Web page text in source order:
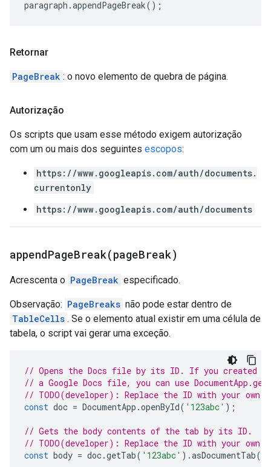
paragraph .appendPageBreak();
Retornar
PageBreak : o novo elemento de quebra de página.
Autorização
Os scripts que usam esse método exigem autorização
com um ou mais dos seguintes escopos:
https://www.googleapis.com/auth/documents.
currentonly
https://www.googleapis.com/auth/documents
appendPageBreak(pageBreak)
Acrescenta o PageBreak especificado.
Observação: PageBreaks não pode estar dentro de
TableCells . Se o elemento atual existir em uma célula de
tabela, o script vai gerar uma exceção.
// Opens the Docs file by its ID. If you created
// a Google Docs file, you can use
// TODO(developer): Replace the ID with your own.
const doc = DocumentApp .openById( '123abc' );
// Gets the body contents of the tab by its ID.
// TODO(developer): Replace the ID with your own.
const body = doc.getTab( '123abc' ).asDocumentTab().